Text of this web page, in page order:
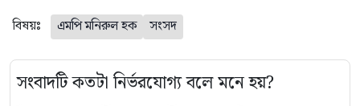
বিষয়ঃ এমপি মনিরুল হক সংসদ
সংবাদটি কতটা নির্ভরযোগ্য বলে মনে হয়?